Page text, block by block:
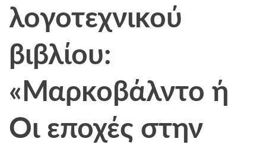
λογοτεχνικού
βιβλίου:
«Μαρκοβάλντο ή
Oι εποχές στην